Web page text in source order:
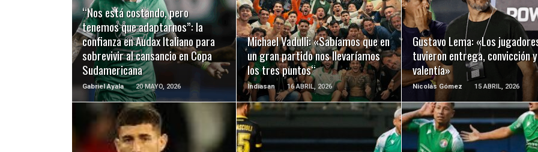
“Nos está costando, pero
tenemos que adaptarnos”: la
confianza en Audax Italiano para
sobrevivir al cansancio en Copa
Sudamericana
Gabriel Ayala 20 MAYO, 2026
LEER MÁS
Michael Vadulli: «Sabíamos que en
un gran partido nos llevaríamos
los tres puntos“
Indiasan 16 ABRIL, 2026
LEER MÁS
Gustavo Lema: «Los
tuvieron entrega, convicción y
valentía»
Nicolás Gómez 15 ABRIL, 2026
LEER MÁS